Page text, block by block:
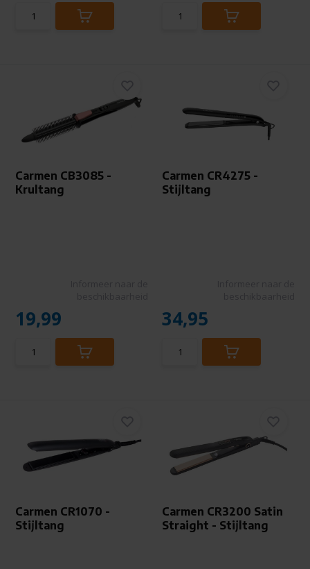
Carmen CB3085 -
Krultang
19,99
Carmen CR4275 -
Stijltang
34,95
Carmen CR1070 -
Stijltang
Carmen CR3200 Satin
Straight - Stijltang